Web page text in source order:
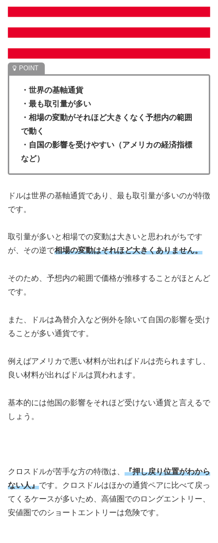
・世界の基軸通貨
・最も取引量が多い
・相場の変動がそれほど大きくなく予想内の範囲
で動く
・自国の影響を受けやすい（アメリカの経済指標
など）
ドルは世界の基軸通貨であり、最も取引量が多いのが特徴
です。
取引量が多いと相場での変動は大きいと思われがちです
が、その逆で相場の変動はそれほど大きくありません。
そのため、予想内の範囲で価格が推移することがほとんど
です。
また、ドルは為替介入など例外を除いて自国の影響を受け
ることが多い通貨です。
例えばアメリカで悪い材料が出ればドルは売られますし、
良い材料が出ればドルは買われます。
基本的には他国の影響をそれほど受けない通貨と言えるで
しょう。
クロスドルが苦手な方の特徴は、 『押し戻り位置がわから
ない人』です。クロスドルはほかの通貨ペアに比べて戻っ
てくるケースが多いため、高値圏でのロングエントリー、
安値圏でのショートエントリーは危険です。